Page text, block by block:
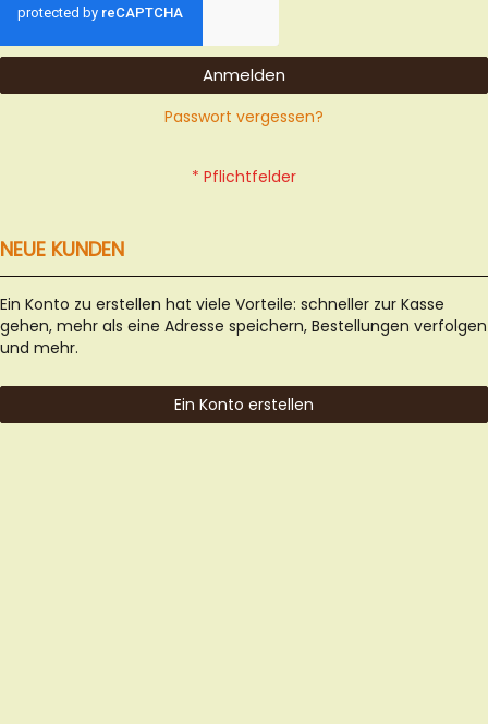
Anmelden
Passwort vergessen?
NEUE KUNDEN
Ein Konto zu erstellen hat viele Vorteile: schneller zur Kasse
gehen, mehr als eine Adresse speichern, Bestellungen verfolgen
und mehr.
Ein Konto erstellen